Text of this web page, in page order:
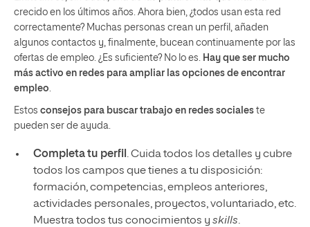
crecido en los últimos años. Ahora bien, ¿todos usan esta red
correctamente? Muchas personas crean un perfil, añaden
algunos contactos y, finalmente, bucean continuamente por las
ofertas de empleo. ¿Es suficiente? No lo es. Hay que ser mucho
más activo en redes para ampliar las opciones de encontrar
empleo.
Estos consejos para buscar trabajo en redes sociales te
pueden ser de ayuda.
Completa tu perfil . Cuida todos los detalles y cubre
todos los campos que tienes a tu disposición:
formación, competencias, empleos anteriores,
actividades personales, proyectos, voluntariado, etc.
Muestra todos tus conocimientos y skills.